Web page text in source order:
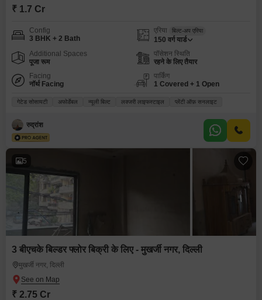
₹ 1.7 Cr
Config
3 BHK + 2 Bath
एरिया बिल्ट-अप एरिया
150 वर्ग यार्ड
Additional Spaces
पूजा रूम
पॉसेशन स्थिति
रहने के लिए तैयार
Facing
नॉर्थ Facing
पार्किंग
1 Covered + 1 Open
गेटेड सोसायटी अफोर्डेबल न्यूली बिल्ट लक्जरी लाइफस्टाइल प्लेंटी ऑफ़ सनलाइट
रुद्रांश
5
3 बीएचके बिल्डर फ्लोर बिक्री के लिए - मुखर्जी नगर, दिल्ली
मुखर्जी नगर, दिल्ली
₹ 2.75 Cr